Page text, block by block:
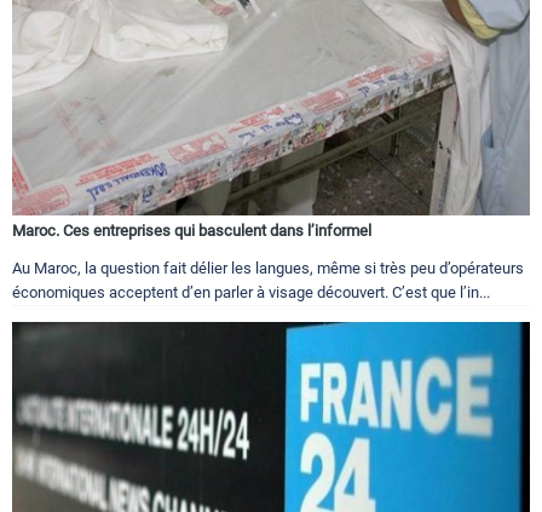
Maroc. Ces entreprises qui basculent dans l’informel
Au Maroc, la question fait délier les langues, même si très peu d’opérateurs
économiques acceptent d’en parler à visage découvert. C’est que l’in...